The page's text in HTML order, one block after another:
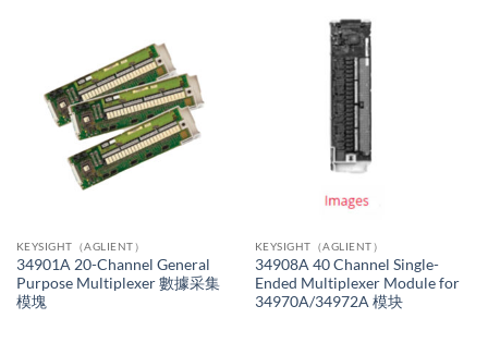
KEYSIGHT（AGLIENT）
34901A 20-Channel General
Purpose Multiplexer 數據采集
模塊
KEYSIGHT（AGLIENT）
34908A 40 Channel Single-
Ended Multiplexer Module for
34970A/34972A 模块